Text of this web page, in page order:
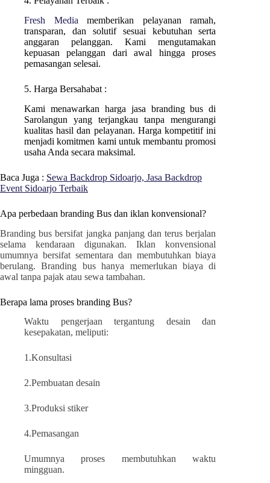
Fresh Media memberikan pelayanan ramah,
transparan, dan solutif sesuai kebutuhan serta
anggaran pelanggan. Kami mengutamakan
kepuasan pelanggan dari awal hingga proses
pemasangan selesai.
5. Harga Bersahabat :
Kami menawarkan harga jasa branding bus di
Sarolangunyang terjangkau tanpa mengurangi
kualitas hasil dan pelayanan. Harga kompetitif ini
menjadi komitmen kami untuk membantu promosi
usaha Anda secara maksimal.
Baca Juga : Sewa Backdrop Sidoarjo, Jasa Backdrop
Event Sidoarjo Terbaik
Apa perbedaan branding Bus dan iklan konvensional?
Branding bus bersifat jangka panjang dan terus berjalan
selama kendaraan digunakan. Iklan konvensional
umumnya bersifat sementara dan membutuhkan biaya
berulang. Branding bus hanya memerlukan biaya di
awal tanpa pajak atau sewa tambahan.
Berapa lama proses branding Bus?
Waktu pengerjaan tergantung desain dan
kesepakatan, meliputi:
1.Konsultasi
2.Pembuatan desain
3.Produksi stiker
4.Pemasangan
Umumnya proses membutuhkan waktu
mingguan.